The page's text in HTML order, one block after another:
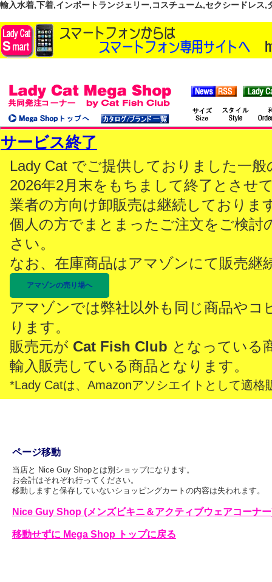
輸入水着,下着,インポートランジェリー,コスチューム,セクシードレス
サービス終了
Lady Cat でご提供しておりました一
2026年2月末をもちまして終了とさせ
業者の方向け卸販売は継続しておりま
個人の方でまとまったご注文をご検討
さい。
なお、在庫商品はアマゾンにて販売継
アマゾンの売り場へ
アマゾンでは弊社以外も同じ商品やコ
ります。
販売元が Cat Fish Club となっている
輸入販売している商品となります。
*Lady Catは、Amazonアソシエイトとして適格
ページ移動
当店と Nice Guy Shopとは別ショップになります。
お会計はそれぞれ行ってください。
移動しますと保存していないショッピングカートの内容は失われます。
Nice Guy Shop (メンズビキニ＆アクティブウェアコーナ
移動せずに Mega Shop トップに戻る